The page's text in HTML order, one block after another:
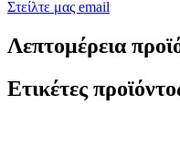
Στείλτε μας email
Λεπτομέρεια
Ετικέτες